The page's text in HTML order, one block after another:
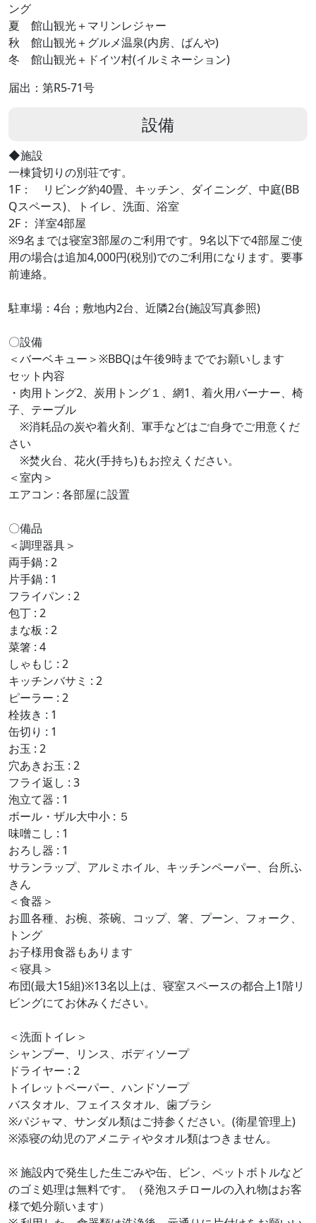
ング
夏 館山観光＋マリンレジャー
秋 館山観光＋グルメ温泉(内房、ばんや)
冬 館山観光＋ドイツ村(イルミネーション)
届出：第R5-71号
設備
◆施設
一棟貸切りの別荘です。
1F： リビング約40畳、キッチン、ダイニング、中庭(BB
Qスペース)、トイレ、洗面、浴室
2F： 洋室4部屋
※9名までは寝室3部屋のご利用です。9名以下で4部屋ご使
用の場合は追加4,000円(税別)でのご利用になります。要事
前連絡。
駐車場：4台；敷地内2台、近隣2台(施設写真参照)
〇設備
＜バーベキュー＞※BBQは午後9時まででお願いします
セット内容
・肉用トング2、炭用トング１、網1、着火用バーナー、椅
子、テーブル
※消耗品の炭や着火剤、軍手などはご自身でご用意くだ
さい
※焚火台、花火(手持ち)もお控えください。
＜室内＞
エアコン : 各部屋に設置
〇備品
＜調理器具＞
両手鍋 : 2
片手鍋 : 1
フライパン : 2
包丁 : 2
まな板 : 2
菜箸 : 4
しゃもじ : 2
キッチンバサミ : 2
ピーラー : 2
栓抜き : 1
缶切り : 1
お玉 : 2
穴あきお玉 : 2
フライ返し : 3
泡立て器 : 1
ボール・ザル大中小 : ５
味噌こし : 1
おろし器 : 1
サランラップ、アルミホイル、キッチンペーパー、台所ふ
きん
＜食器＞
お皿各種、お椀、茶碗、コップ、箸、プーン、フォーク、
トング
お子様用食器もあります
＜寝具＞
布団(最大15組)※13名以上は、寝室スペースの都合上1階リ
ビングにてお休みください。
＜洗面トイレ＞
シャンプー、リンス、ボディソープ
ドライヤー : 2
トイレットペーパー、ハンドソープ
バスタオル、フェイスタオル、歯ブラシ
※パジャマ、サンダル類はご持参ください。(衛星管理上)
※添寝の幼児のアメニティやタオル類はつきません。
※ 施設内で発生した生ごみや缶、ビン、ペットボトルなど
のゴミ処理は無料です。（発泡スチロールの入れ物はお客
様で処分願います）